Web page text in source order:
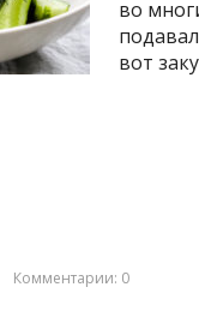
во
вот
Комментарии: 0